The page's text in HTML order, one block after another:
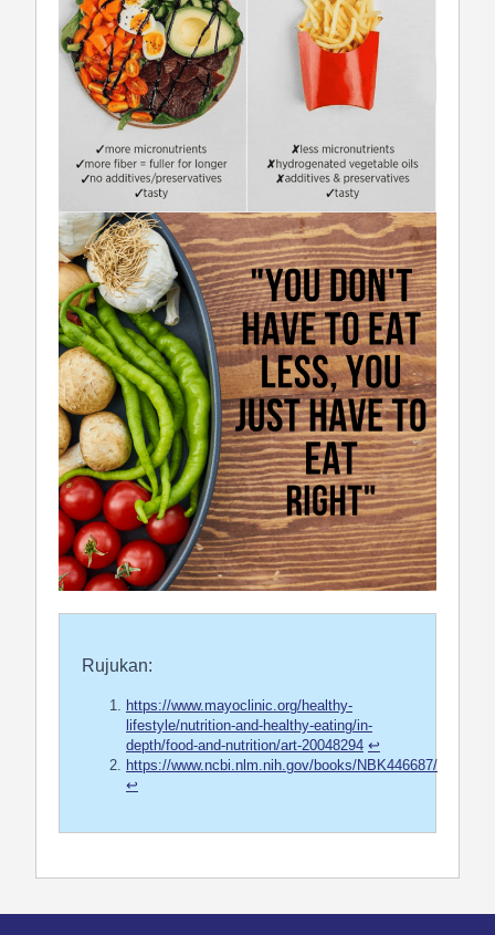
Rujukan:
https://www.mayoclinic.org/healthy-
lifestyle/nutrition-and-healthy-eating/in-
depth/food-and-nutrition/art-20048294 ↩︎
https://www.ncbi.nlm.nih.gov/books/NBK446687/
↩︎